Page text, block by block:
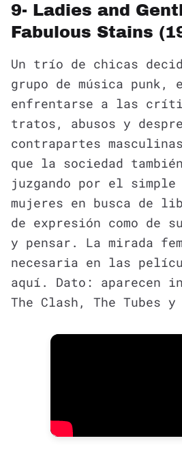
9- Ladies and
Fabulous Stains
Un trío de chicas
grupo de música punk,
enfrentarse a las
tratos, abusos y
contrapartes
que la sociedad
juzgando por el simple
mujeres en busca de
de expresión como de
y pensar. La mirada
necesaria en las
aquí. Dato: aparecen
The Clash, The Tubes